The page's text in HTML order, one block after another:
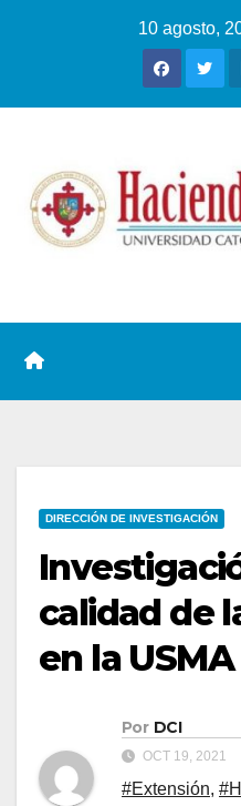
10 agosto,
DIRECCIÓN DE INVESTIGACIÓN
calidad de
en la USMA
Por DCI
OCT 19, 2021
#Extensión,